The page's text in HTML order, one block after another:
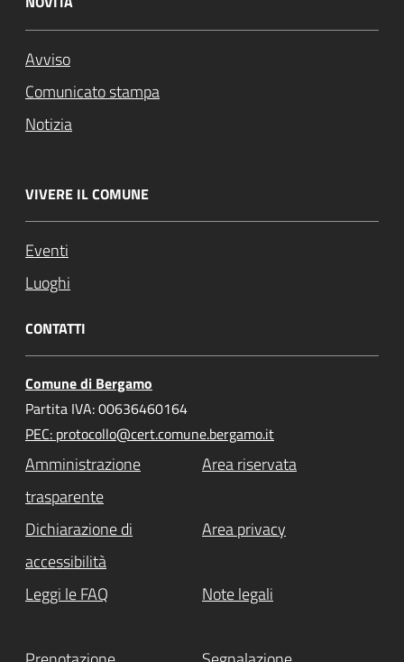
Avviso
Comunicato stampa
Notizia
VIVERE IL COMUNE
Eventi
Luoghi
CONTATTI
Comune di Bergamo
Partita IVA: 00636460164
PEC: protocollo@cert.comune.bergamo.it
Amministrazione
trasparente
Area riservata
Dichiarazione di
accessibilità
Area privacy
Leggi le FAQ Note legali